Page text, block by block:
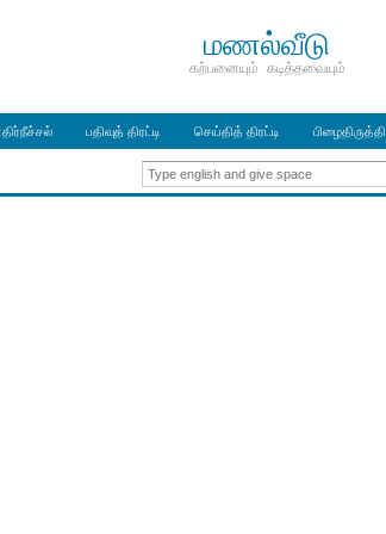
மணல்வீடு
கற்பனையும் கடித்தவையும்
பதிவுத் திரட்டி செய்தித் திரட்டி பிழைதிருத்தி